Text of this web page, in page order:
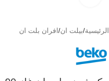
الرئيسية/بيلت ان/افران بلت ان